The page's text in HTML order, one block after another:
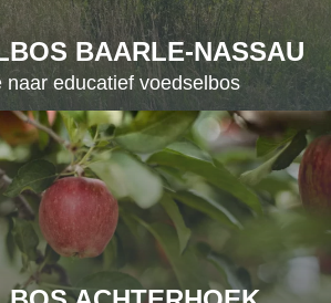
BAARLE-NASSAU
naar educatief voedselbos